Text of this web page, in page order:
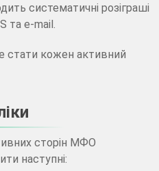
систематичні розіграші
та e-mail.
стати кожен активний
сторін МФО
наступні: